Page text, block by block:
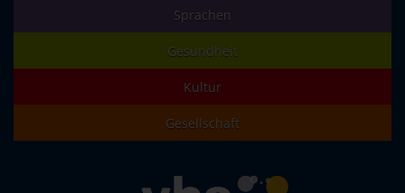
Sprachen
Gesundheit
Kultur
Gesellschaft